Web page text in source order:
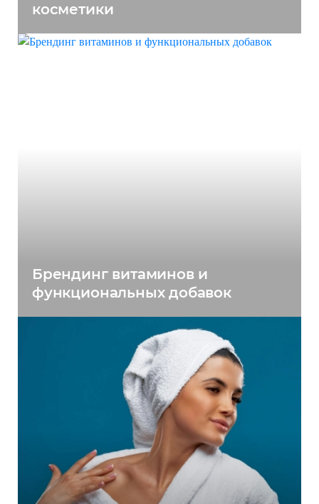
косметики
Брендинг витаминов и
функциональных добавок